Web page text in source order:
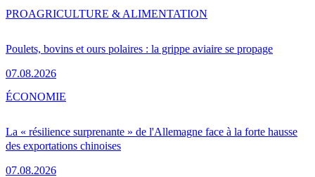
Poulets, bovins et ours polaires : la grippe aviaire se propage
07.08.2026
PROAGRICULTURE & ALIMENTATION
La « résilience surprenante » de l'Allemagne face à la forte hausse
des exportations chinoises
07.08.2026
ÉCONOMIE